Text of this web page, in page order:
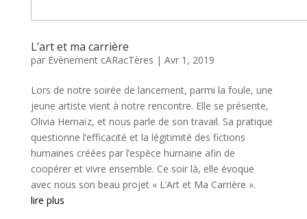
L’art et ma carrière
par Evènement cARacTères | Avr 1, 2019
Lors de notre soirée de lancement, parmi la foule, une
jeune artiste vient à notre rencontre. Elle se présente,
Olivia Hernaïz, et nous parle de son travail. Sa pratique
questionne l’efficacité et la légitimité des fictions
humaines créées par l’espèce humaine afin de
coopérer et vivre ensemble. Ce soir là, elle évoque
avec nous son beau projet « L’Art et Ma Carrière ».
lire plus